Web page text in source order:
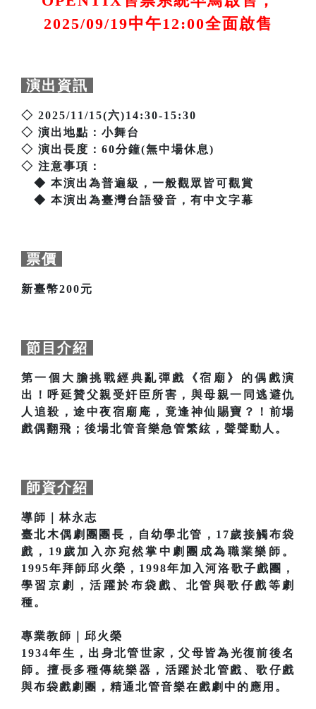
2025/09/19中午12:00全面啟售
演出資訊
◇ 2025/11/15(六)14:30-15:30
◇ 演出地點：小舞台
◇ 演出長度：60分鐘(無中場休息)
◇ 注意事項：
◆ 本演出為普遍級，一般觀眾皆可觀賞
◆ 本演出為臺灣台語發音，有中文字幕
票價
新臺幣200元
節目介紹
第一個大膽挑戰經典亂彈戲《宿廟》的偶戲演
出！呼延贊父親受奸臣所害，與母親一同逃避仇
人追殺，途中夜宿廟庵，竟逢神仙賜寶？！前場
戲偶翻飛；後場北管音樂急管繁絃，聲聲動人。
師資介紹
導師｜林永志
臺北木偶劇團團長，自幼學北管，17歲接觸布袋
戲，19歲加入亦宛然掌中劇團成為職業樂師。
1995年拜師邱火榮，1998年加入河洛歌子戲團，
學習京劇，活躍於布袋戲、北管與歌仔戲等劇
種。
專業教師｜邱火榮
1934年生，出身北管世家，父母皆為光復前後名
師。擅長多種傳統樂器，活躍於北管戲、歌仔戲
與布袋戲劇團，精通北管音樂在戲劇中的應用。